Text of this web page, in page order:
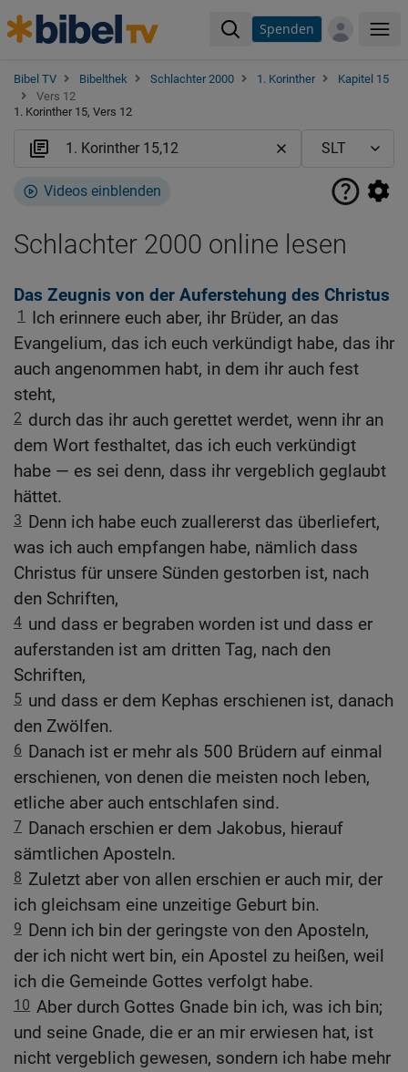
Spenden
Bibel TV Bibelthek Schlachter 2000 1. Korinther
Kapitel 15
Vers 12
1. Korinther 15, Vers 12
Videos einblenden
Schlachter 2000 online lesen
Das Zeugnis von der Auferstehung des Christus
1
Ich erinnere euch aber, ihr Brüder, an das
Evangelium, das ich euch verkündigt habe, das ihr
auch angenommen habt, in dem ihr auch fest
steht,
2 durch das ihr auch gerettet werdet, wenn ihr an
dem Wort festhaltet, das ich euch verkündigt
habe — es sei denn, dass ihr vergeblich geglaubt
hättet.
3 Denn ich habe euch zuallererst das überliefert,
was ich auch empfangen habe, nämlich dass
Christus für unsere Sünden gestorben ist, nach
den Schriften,
4 und dass er begraben worden ist und dass er
auferstanden ist am dritten Tag, nach den
Schriften,
5 und dass er dem Kephas erschienen ist, danach
den Zwölfen.
6 Danach ist er mehr als 500 Brüdern auf einmal
erschienen, von denen die meisten noch leben,
etliche aber auch entschlafen sind.
7 Danach erschien er dem Jakobus, hierauf
sämtlichen Aposteln.
8 Zuletzt aber von allen erschien er auch mir, der
ich gleichsam eine unzeitige Geburt bin.
9 Denn ich bin der geringste von den Aposteln,
der ich nicht wert bin, ein Apostel zu heißen, weil
ich die Gemeinde Gottes verfolgt habe.
10 Aber durch Gottes Gnade bin ich, was ich bin;
und seine Gnade, die er an mir erwiesen hat, ist
nicht vergeblich gewesen, sondern ich habe mehr